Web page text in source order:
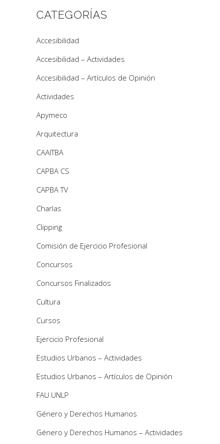
CATEGORÍAS
Accesibilidad
Accesibilidad – Actividades
Accesibilidad – Artículos de Opinión
Actividades
Apymeco
Arquitectura
CAAITBA
CAPBA CS
CAPBA TV
Charlas
Clipping
Comisión de Ejercicio Profesional
Concursos
Concursos Finalizados
Cultura
Cursos
Ejercicio Profesional
Estudios Urbanos – Actividades
Estudios Urbanos – Artículos de Opinión
FAU UNLP
Género y Derechos Humanos
Género y Derechos Humanos – Actividades